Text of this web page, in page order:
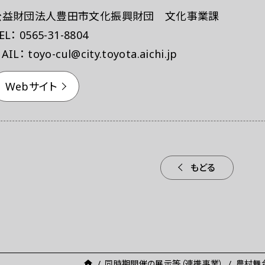
財団法人豊田市文化振興財団 文化事業課
： 0565-31-8804
： toyo-cul@city.toyota.aichi.jp
Webサイト
もどる